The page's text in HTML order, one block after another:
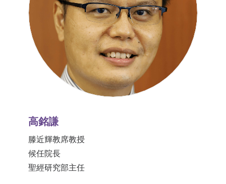
高銘謙
滕近輝教席教授
候任院長
聖經研究部主任